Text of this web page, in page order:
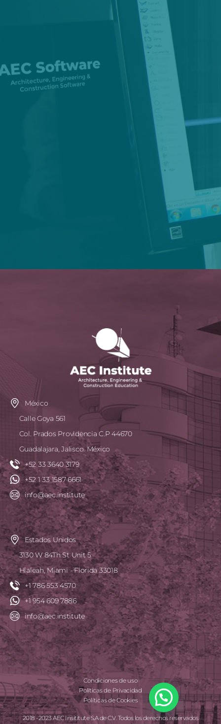
México
Calle Goya 561
Col. Prados Providencia C.P 44670
Guadalajara, Jalisco. México
+52 33 3640 3179
+52 1 33 1587 6661
info@aec.institute
Estados Unidos
3130 W 84Th St Unit 5
Hialeah, Miami - Florida 33018
+1 786 553 4570
+1 954 609 7886
info@aec.institute
Condiciones de uso
Políticas de Privacidad
Políticas de Cookies
2018 -2023 AEC Insititute S.A de C.V. Todos los derechos reservados